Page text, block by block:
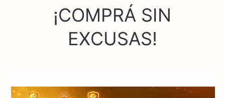
¡COMPRÁ SIN
EXCUSAS!